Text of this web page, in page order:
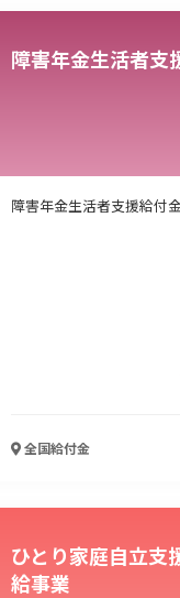
障害年金生活者支
障害年金生活者支援給付
全国給付金
ひとり家庭自立支
給事業